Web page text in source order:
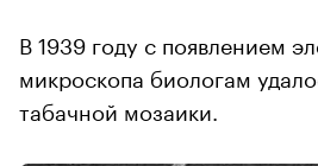
В 1939 году с появлением
микроскопа биологам
табачной мозаики.